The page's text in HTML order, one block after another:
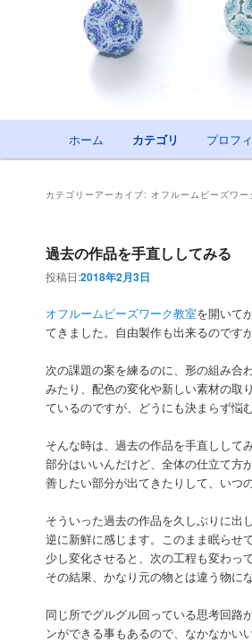
メインコンテンツへ移動
サブコンテンツへ移動
ホーム カテゴリ プロフ
カテゴリーアーカイブ: オフルームビーズワー
過去の作品を手直ししてみる
投稿日:2018年2月3日
オフルームビーズワーク教室を開いて
てきました。自由製作も出来るのです
次の課題の案を練るのに、形の組み合
みたり、配色の変化や新しい素材の取
ているのですが、どうにも決まらず悩
そんな時は、過去の作品を手直しして
部分はいいんだけど、全体の仕立て方
善したい部分が出てきたりして、いつ
そういった過去の作品を久しぶりに出
逆に新鮮に感じます。このまま眠らせ
少し変化させると、次の工程も変わっ
その結果、かなり元の物とは違う物にな
同じ所でグルグル回っている思考回路
ンができる事もあるので、なかなかい